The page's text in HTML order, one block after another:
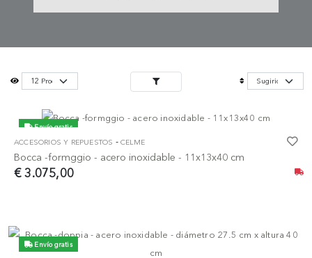
Envío gratis
ACCESORIOS Y REPUESTOS -CELME
Bocca -formggio - acero inoxidable - 11x13x40 cm
€ 3.075,00
Envío gratis